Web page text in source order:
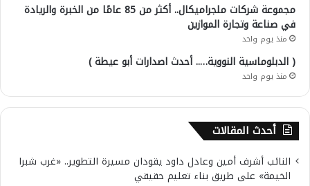
مجموعة شركات ملجراميكال.. أكثر من 85 عامًا من الخبرة والريادة
في صناعة وتجارة الموازين
منذ يوم واحد
( الدبلوماسية النووية….. أحدث اصدارات أبو عيطة )
منذ يوم واحد
أحدث المقالات
النائب أشرف أمين وعادل داود يقودان مسيرة التطوير.. «غرب شبرا
الخيمة» على طريق بناء تعليم حقيقي